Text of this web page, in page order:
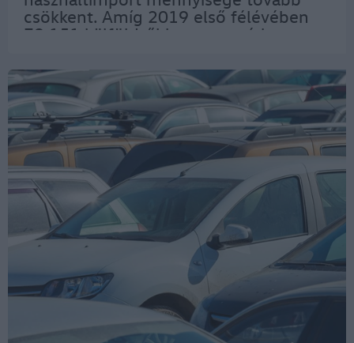
csökkent. Amíg 2019 első félévében
79 151 külföldről hozott autó kapott
65 085, idén pedig 62 836 autó. Június
végéig 394 996…